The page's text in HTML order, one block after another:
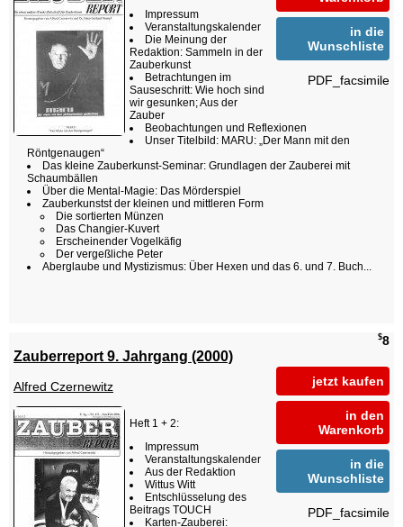
in die
Wunschliste
PDF_facsimile
Impressum
Veranstaltungskalender
Die Meinung der
Redaktion: Sammeln in der
Zauberkunst
Betrachtungen im
Sauseschritt: Wie hoch sind
wir gesunken; Aus der
Zauber
Beobachtungen und Reflexionen
Unser Titelbild: MARU: „Der Mann mit den
Röntgenaugen“
Das kleine Zauberkunst-Seminar: Grundlagen der Zauberei mit
Schaumbällen
Über die Mental-Magie: Das Mörderspiel
Zauberkunstst der kleinen und mittleren Form
Die sortierten Münzen
Das Changier-Kuvert
Erscheinender Vogelkäfig
Der vergeßliche Peter
Aberglaube und Mystizismus: Über Hexen und das 6. und 7. Buch...
$8
jetzt kaufen
in den
Warenkorb
in die
Wunschliste
PDF_facsimile
Zauberreport 9. Jahrgang (2000)
Alfred Czernewitz
Heft 1 + 2:
Impressum
Veranstaltungskalender
Aus der Redaktion
Wittus Witt
Entschlüsselung des
Beitrags TOUCH
Karten-Zauberei: